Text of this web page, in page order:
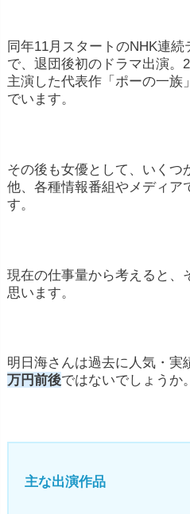
同年11月スタートのNHK連続
で、退団後初のドラマ出演。
主演した代表作「ポーの一族
でいます。
その後も女優として、いくつ
他、各種情報番組やメディア
す。
現在の仕事量から考えると、
思います。
明日海さんは過去に人気・実
万円前後ではないでしょうか。
主な出演作品